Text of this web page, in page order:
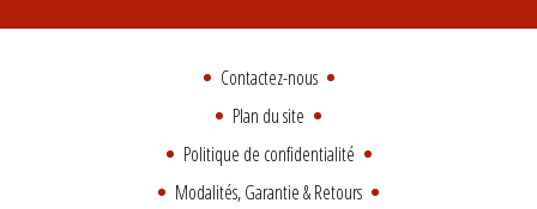
Contactez-nous
Plan du site
Politique de confidentialité
Modalités, Garantie & Retours